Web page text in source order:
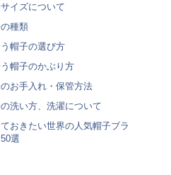
イズについて
種類
帽子の選び方
帽子のかぶり方
お手入れ・保管方法
洗い方、洗濯について
おきたい世界の人気帽子ブラ
選